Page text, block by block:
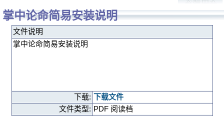
掌中论命简易安装说明
文件说明
掌中论命简易安装说明
下载: 下载文件
文件类型: PDF 阅读档